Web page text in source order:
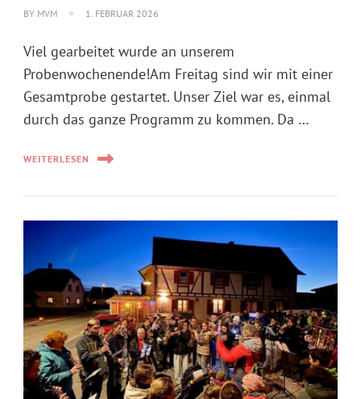
BY MVM 1. FEBRUAR 2026
Viel gearbeitet wurde an unserem
Probenwochenende!Am Freitag sind wir mit einer
Gesamtprobe gestartet. Unser Ziel war es, einmal
durch das ganze Programm zu kommen. Da …
WEITERLESEN